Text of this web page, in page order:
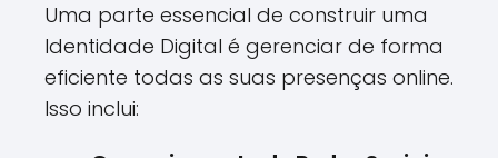
Uma parte essencial de construir uma
Identidade Digital é gerenciar de forma
eficiente todas as suas presenças online.
Isso inclui: